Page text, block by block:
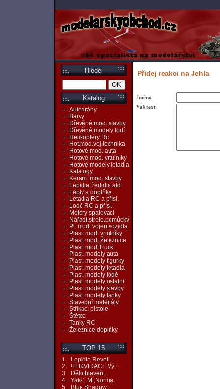
Hledej
Katalog
Autodráhy
Barvy
Dřevěné mod. stavby
Dřevěné modely lodí
Helikoptery Rc
Hot.mod.voj.technika
Hotové mod. auta
Hotové mod. vrtulníky
Hotové modely letadla
Katalogy
Keram. mod. stavby
Lepidla, ředidla atd.
Lepty a doplňky
Letadla RC a přísl.
Lodě RC a přísl.
Motory spalovací
Nářadí,stroje,pomůcky
Pl. mod. vojen.vozidla
Plast. mod. vrtulníky
Plast. mod. Železnice
Plast. mod.Truck
Plast. modely auta
Plast. modely figurky
Plast. modely letadla
Plast. modely lodě
Plast. modely ostatni
Plast. modely stavby
Plast. modely tanky
Stavební materiály
Stříkací pistole
Štětce
Tanky RC
Železnice doplňky
TOP 15
1.
Lepidlo Revell ...
2.
!! LIKVIDACE Vý...
3.
Dělo hlaveň...
4. Yak-1 M ;Norma...
5.
Blue Shadow...
Přidej reakci na Jehla
Jméno
Váš text